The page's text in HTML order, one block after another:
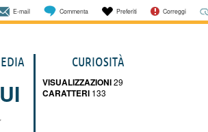
E-mail Commenta Preferiti Correggi
CURIOSITÀ
VISUALIZZAZIONI29
CARATTERI 133